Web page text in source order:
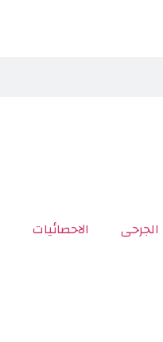
الجرحى الاحصائيات